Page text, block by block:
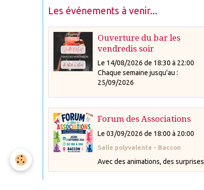
Les événements à venir...
Ouverture du bar les
vendredis soir
Le 14/08/2026 de 18:30 à 22:00
Chaque semaine jusqu'au :
25/09/2026
Forum des Associations
Le 03/09/2026 de 18:00 à 20:00
Salle polyvalente - Baccon
Avec des animations, des surprises